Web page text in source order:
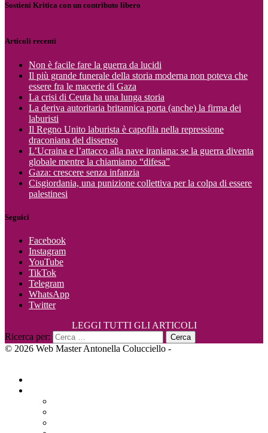
Sostieni Kritica con un contributo libero
Articoli recenti
Non è facile fare la guerra da lucidi
Il più grande funerale della storia moderna non poteva che
essere fra le macerie di Gaza
La crisi di Ceuta ha una lunga storia
La deriva autoritaria britannica porta (anche) la firma dei
laburisti
Il Regno Unito laburista è capofila nella repressione
draconiana del dissenso
L’Ucraina e l’attacco alla nave iraniana: se la guerra diventa
globale mentre la chiamiamo “difesa”
Gaza: crescere senza infanzia
Cisgiordania, una punizione collettiva per la colpa di essere
palestinesi
Seguici
Facebook
Instagram
YouTube
TikTok
Telegram
WhatsApp
Twitter
LEGGI TUTTI GLI ARTICOLI
Ricerca per:
© 2026 Web Master Antonella Colucciello -